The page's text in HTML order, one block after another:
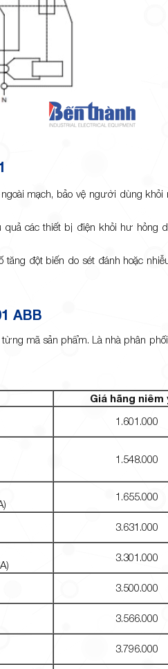
mạch, bảo vệ người dùng khỏi
các thiết bị điện khỏi hư hỏng
đột biến do sét đánh hoặc
ABB
mã sản phẩm. Là nhà phân
Giá hãng niêm
1.601.000
1.548.000
1.655.000
3.631.000
3.301.000
3.500.000
3.566.000
3.796.000